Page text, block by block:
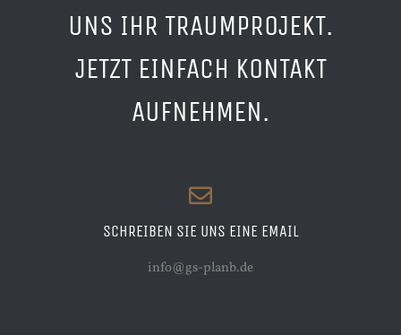
UNS IHR TRAUMPROJEKT.
JETZT EINFACH KONTAKT
AUFNEHMEN.
SCHREIBEN SIE UNS EINE EMAIL
info@gs-planb.de